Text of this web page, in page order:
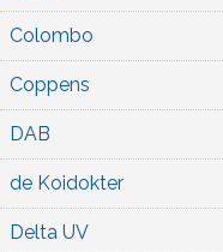
Colombo
Coppens
DAB
de Koidokter
Delta UV